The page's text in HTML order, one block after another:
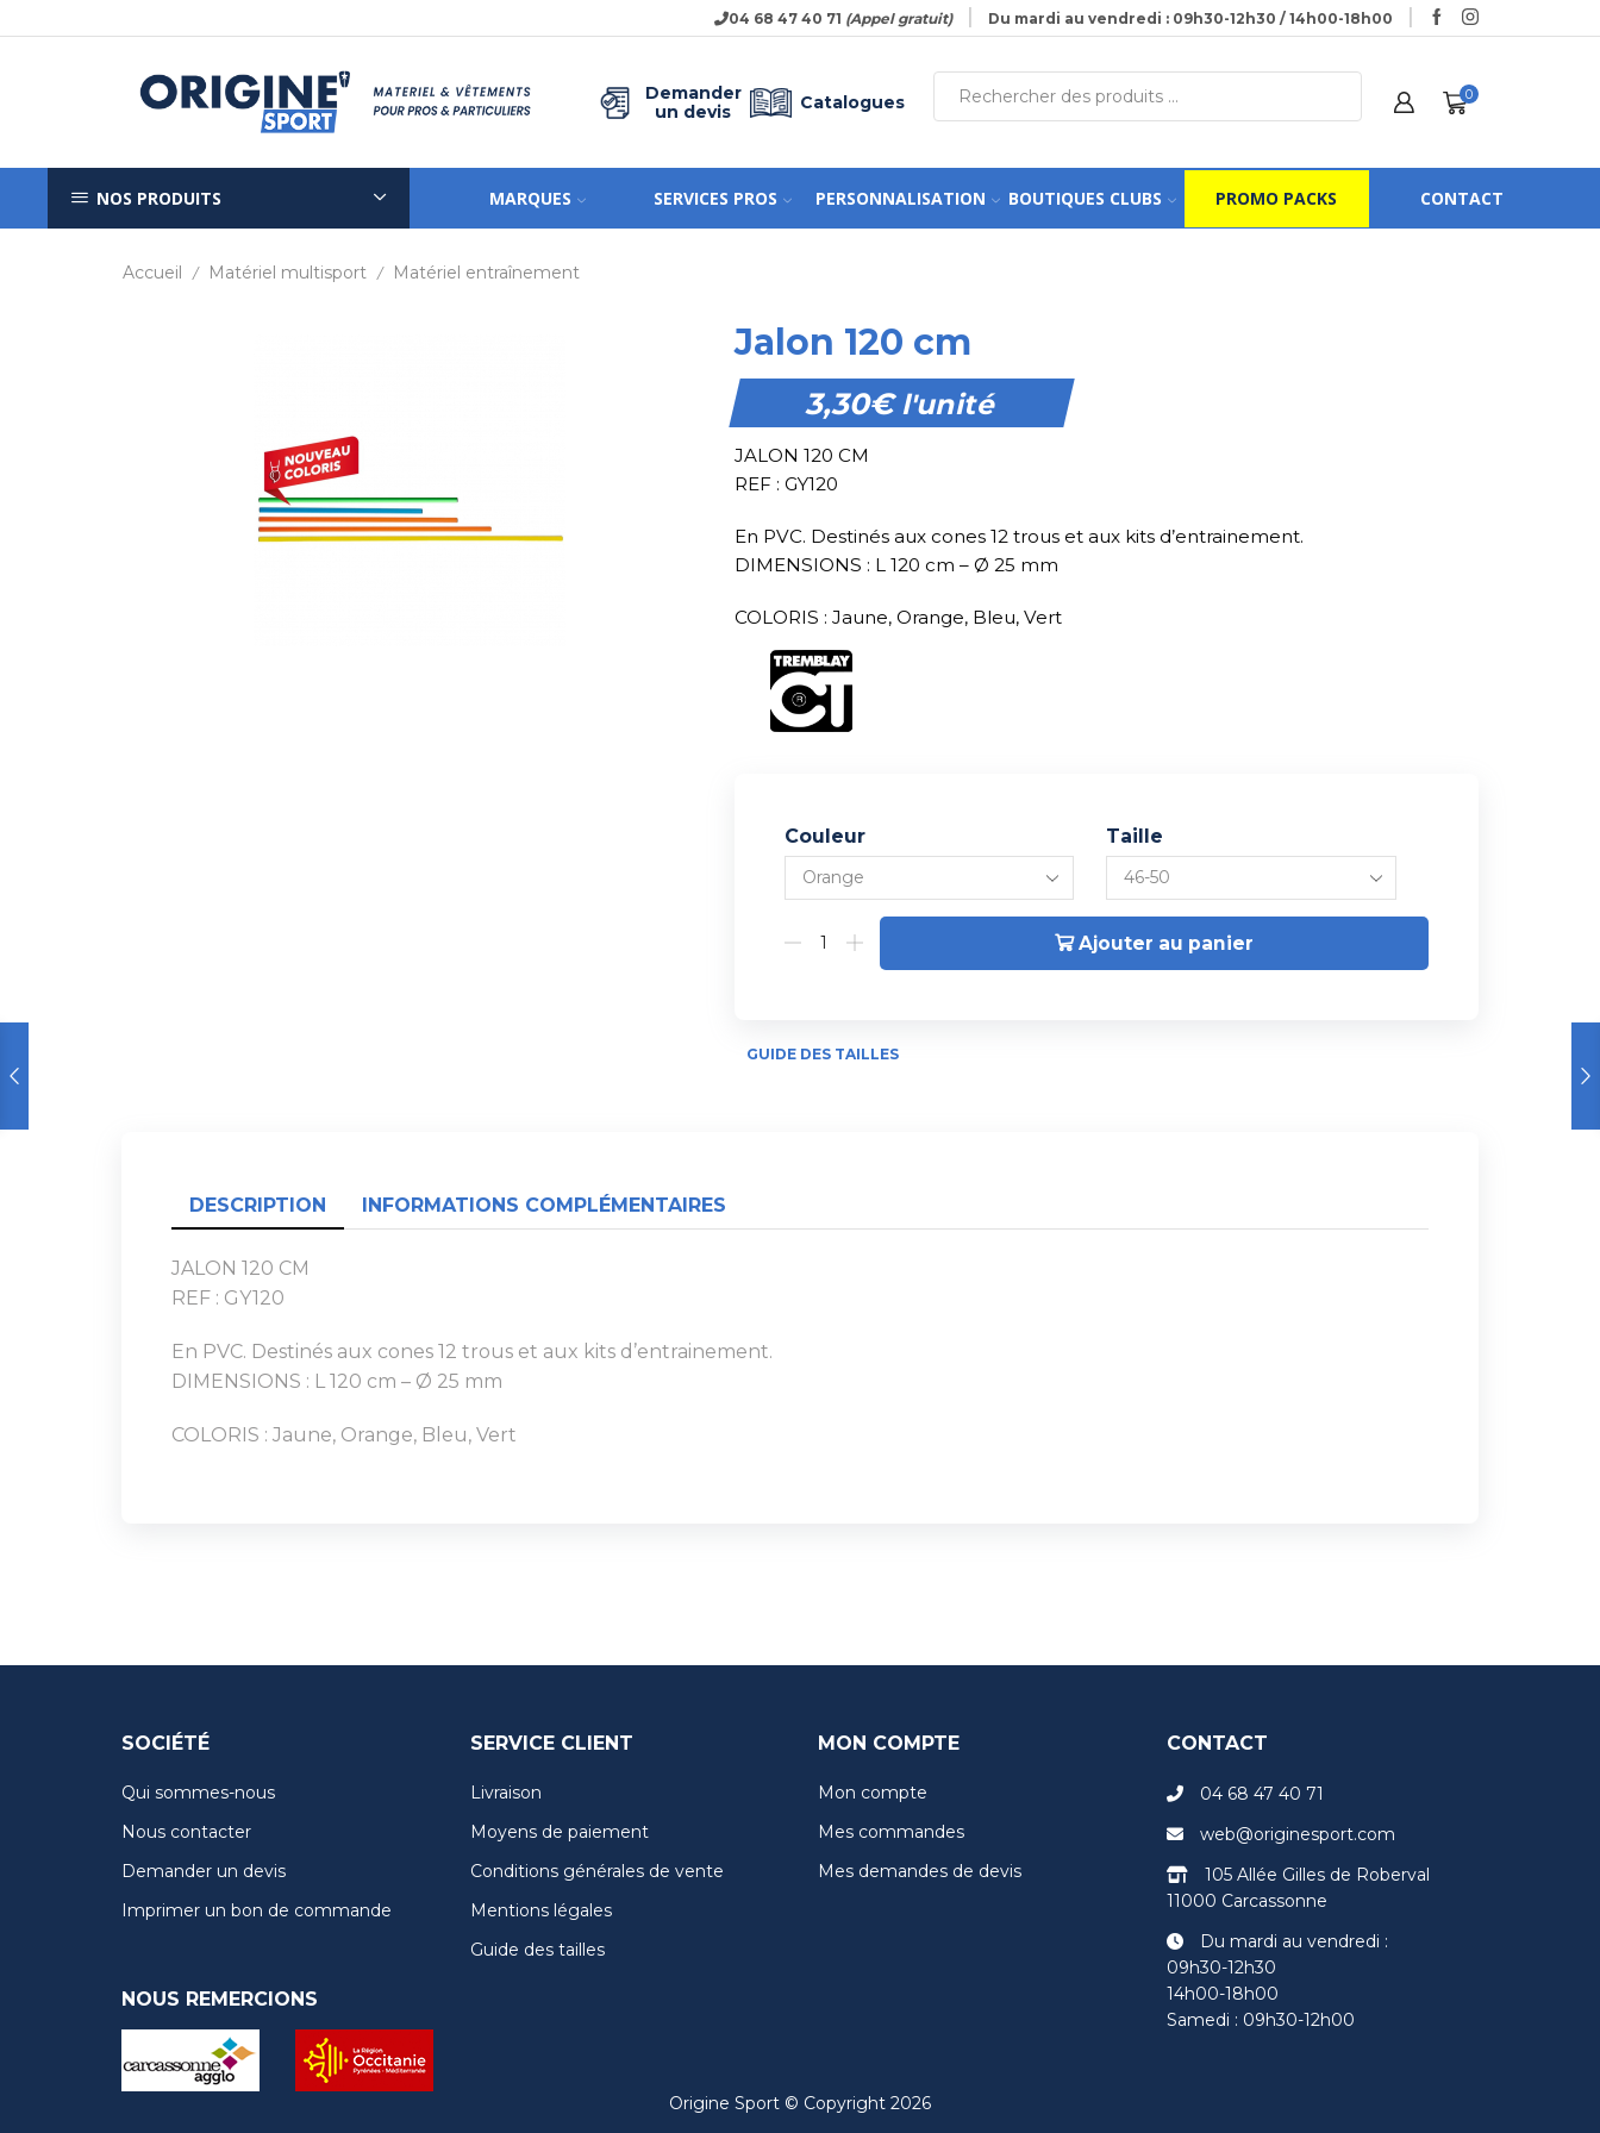
04 68 47 40 71 (Appel gratuit) Du mardi au vendredi : 09h30-12h30 / 14h00-18h00
Demander
un devis
Catalogues 0
NOS PRODUITS MARQUES SERVICES PROS PERSONNALISATION BOUTIQUES CLUBS PROMO PACKS CONTACT
Accueil / Matériel multisport / Matériel entraînement
Jalon 120 cm
3,30€l'unité
JALON 120 CM
REF : GY120
En PVC. Destinés aux cones 12 trous et aux kits d’entrainement.
DIMENSIONS : L 120 cm – Ø 25 mm
COLORIS : Jaune, Orange, Bleu, Vert
Couleur Taille
Ajouter au panier
GUIDE DES TAILLES
DESCRIPTION INFORMATIONS COMPLÉMENTAIRES
JALON 120 CM
REF : GY120
En PVC. Destinés aux cones 12 trous et aux kits d’entrainement.
DIMENSIONS : L 120 cm – Ø 25 mm
COLORIS : Jaune, Orange, Bleu, Vert
SOCIÉTÉ
Qui sommes-nous
Nous contacter
Demander un devis
Imprimer un bon de commande
NOUS REMERCIONS
SERVICE CLIENT
Livraison
Moyens de paiement
Conditions générales de vente
Mentions légales
Guide des tailles
MON COMPTE
Mon compte
Mes commandes
Mes demandes de devis
CONTACT
04 68 47 40 71
web@originesport.com
105 Allée Gilles de Roberval
11000 Carcassonne
Du mardi au vendredi :
09h30-12h30
14h00-18h00
Samedi : 09h30-12h00
Origine Sport © Copyright 2026